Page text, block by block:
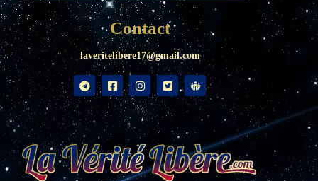
Contact
laveritelibere17@gmail.com